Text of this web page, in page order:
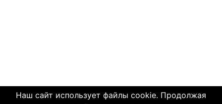
Наш сайт использует файлы cookie. Продолжая